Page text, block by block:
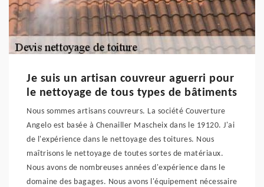
Je suis un artisan couvreur aguerri pour
le nettoyage de tous types de bâtiments
Nous sommes artisans couvreurs. La société Couverture
Angelo est basée à Chenailler Mascheix dans le 19120. J'ai
de l'expérience dans le nettoyage des toitures. Nous
maîtrisons le nettoyage de toutes sortes de matériaux.
Nous avons de nombreuses années d'expérience dans le
domaine des bagages. Nous avons l'équipement nécessaire